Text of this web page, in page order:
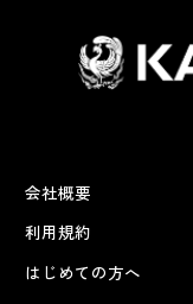
会社概要
利用規約
はじめての方へ